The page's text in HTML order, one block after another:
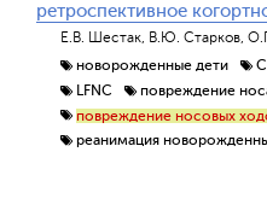
ретроспективное
Е.В. Шестак, В.Ю. Старков,
новорожденные дети
LFNC
повреждение
повреждение носовых
реанимация